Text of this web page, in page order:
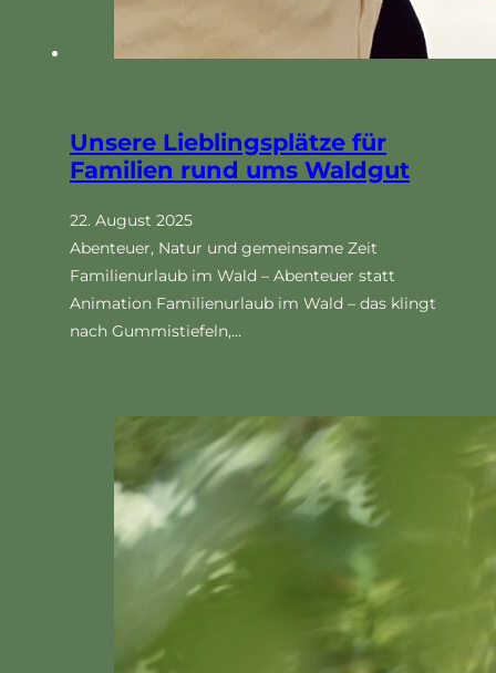
Unsere Lieblingsplätze für
Familien rund ums Waldgut
22. August 2025
Abenteuer, Natur und gemeinsame Zeit
Familienurlaub im Wald – Abenteuer statt
Animation Familienurlaub im Wald – das klingt
nach Gummistiefeln,…